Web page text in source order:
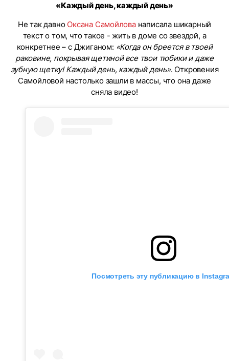
«Каждый день, каждый день»
Не так давно Оксана Самойлованаписала шикарный
текст о том, что такое - жить в доме со звездой, а
конкретнее – с Джиганом: «Когда он бреется в твоей
раковине, покрывая щетиной все твои тюбики и даже
зубную щетку! Каждый день, каждый день». Откровения
Самойловой настолько зашли в массы, что она даже
сняла видео!
Посмотреть эту публикацию в